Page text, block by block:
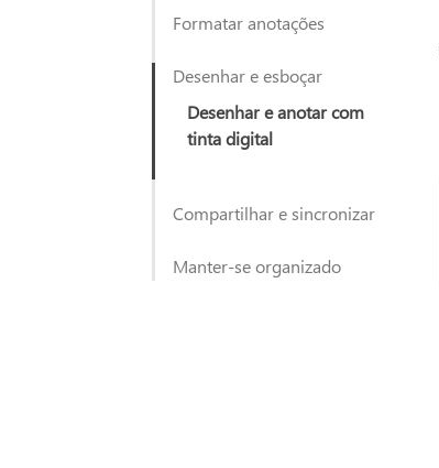
Formatar anotações
Desenhar e esboçar
Desenhar e anotar com
tinta digital
Compartilhar e sincronizar
Manter-se organizado